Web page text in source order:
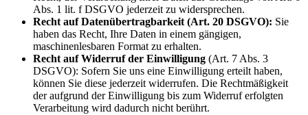
Abs. 1 lit. f DSGVO jederzeit zu widersprechen.
Recht auf Datenübertragbarkeit (Art. 20 DSGVO): Sie
haben das Recht, Ihre Daten in einem gängigen,
maschinenlesbaren Format zu erhalten.
Recht auf Widerruf der Einwilligung (Art. 7 Abs. 3
DSGVO): Sofern Sie uns eine Einwilligung erteilt haben,
können Sie diese jederzeit widerrufen. Die Rechtmäßigkeit
der aufgrund der Einwilligung bis zum Widerruf erfolgten
Verarbeitung wird dadurch nicht berührt.